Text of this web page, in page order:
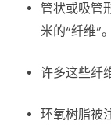
管状或吸管
米的“纤维”。
许多这些纤
环氧树脂被